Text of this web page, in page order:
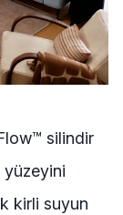
silindir
yüzeyini
kirli suyun